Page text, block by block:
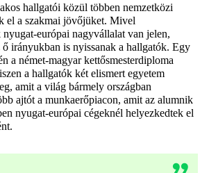
hallgatói közül többen nemzetközi
el a szakmai jövőjüket. Mivel
európai nagyvállalat van jelen,
irányukban is nyissanak a hallgatók. Egy
a német-magyar kettősmesterdiploma
a hallgatók két elismert egyetem
amit a világ bármely országban
ajtót a munkaerőpiacon, amit az alumnik
nyugat-európai cégeknél helyezkedtek el